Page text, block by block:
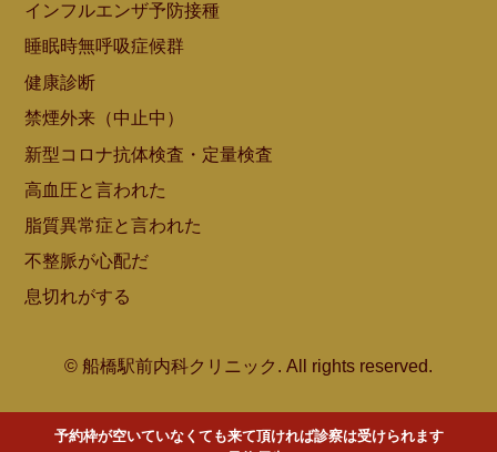
予約枠が空いていなくても来て頂ければ診察は受けられます
インフルエンザ予防接種
睡眠時無呼吸症候群
健康診断
禁煙外来（中止中）
新型コロナ抗体検査・定量検査
高血圧と言われた
脂質異常症と言われた
不整脈が心配だ
息切れがする
© 船橋駅前内科クリニック. All rights reserved.